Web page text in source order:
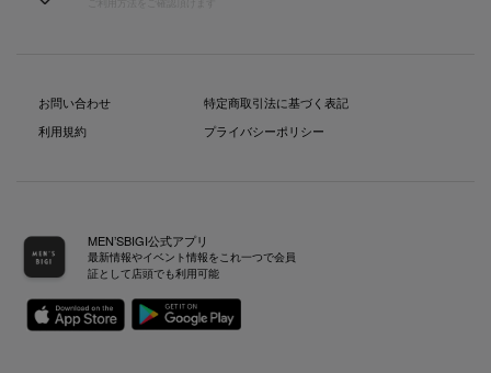
お問い合わせ
利用規約
特定商取引法に基づく表記
プライバシーポリシー
MEN’SBIGI公式アプリ
最新情報やイベント情報をこれ一つで会員
証として店頭でも利用可能